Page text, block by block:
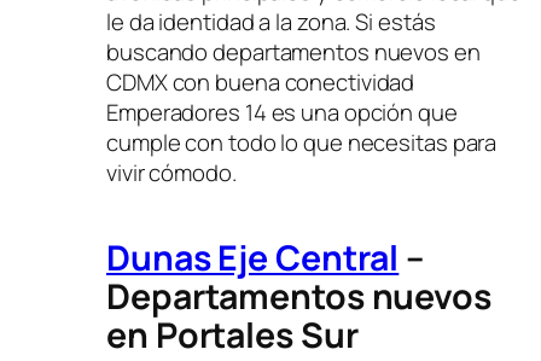
le da identidad a la zona. Si estás
buscando departamentos nuevos en
CDMX con buena conectividad
Emperadores 14 es una opción que
cumple con todo lo que necesitas para
vivir cómodo.
Dunas Eje Central –
Departamentos nuevos
en Portales Sur